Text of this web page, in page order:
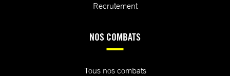
Recrutement
NOS COMBATS
Tous nos combats